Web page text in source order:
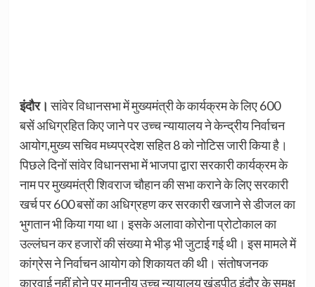
इंदौर। सांवेर विधानसभा में मुख्यमंत्री के कार्यक्रम के लिए 600
बसें अधिग्रहित किए जाने पर उच्च न्यायालय ने केन्द्रीय निर्वाचन
आयोग,मुख्य सचिव मध्यप्रदेश सहित 8 को नोटिस जारी किया है।
पिछले दिनों सांवेर विधानसभा में भाजपा द्वारा सरकारी कार्यक्रम के
नाम पर मुख्यमंत्री शिवराज चौहान की सभा कराने के लिए सरकारी
खर्च पर 600 बसों का अधिग्रहण कर सरकारी खजाने से डीजल का
भुगतान भी किया गया था। इसके अलावा कोरोना प्रोटोकाल का
उल्लंघन कर हजारों की संख्या मे भीड़ भी जुटाई गई थी। इस मामले में
कांग्रेस ने निर्वाचन आयोग को शिकायत की थी। संतोषजनक
कारवाई नहीं होने पर माननीय उच्च न्यायालय खंडपीठ इंदौर के समक्ष